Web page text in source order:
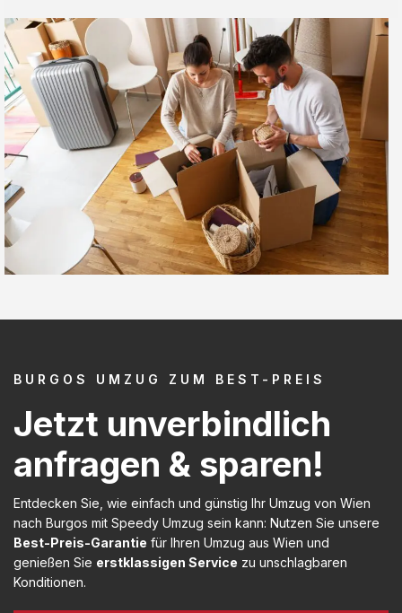
BURGOS UMZUG ZUM BEST-PREIS
Jetzt unverbindlich
anfragen & sparen!
Entdecken Sie, wie einfach und günstig Ihr Umzug von Wien
nach Burgos mit Speedy Umzug sein kann: Nutzen Sie unsere
Best-Preis-Garantie für Ihren Umzug aus Wien und
genießen Sie erstklassigen Service zu unschlagbaren
Konditionen.